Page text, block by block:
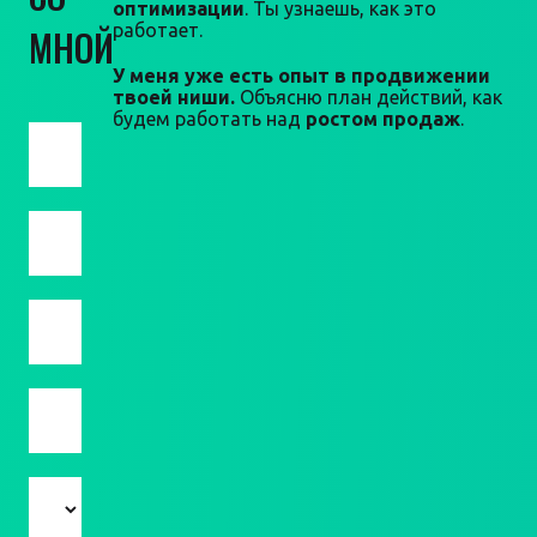
МНОЙ
оптимизации. Ты узнаешь, как это
работает.
У меня уже есть опыт в продвижении
твоей ниши. Объясню план действий, как
будем работать над ростом продаж.